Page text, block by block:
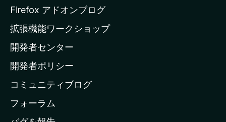
a
ホ
ー
ム
ー
ジ
へ
Firefox アドオンブログ
拡張機能ワークショップ
開発者センター
開発者ポリシー
コミュニティブログ
フォーラム